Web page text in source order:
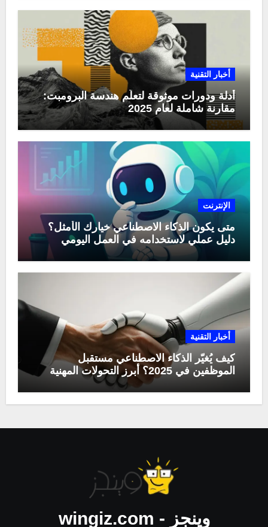
أخبار التقنية
أدلة ودورات موثوقة لتعلّم هندسة البرومبت:
مقارنة شاملة لعام 2025
الإنترنت
متى يكون الذكاء الاصطناعي خيارك الأمثل؟
دليل عملي لاستخدامه في العمل اليومي
أخبار التقنية
كيف يُغيّر الذكاء الاصطناعي مستقبل
الموظفين في 2025؟ أبرز التحولات المهنية
وينجز - wingiz.com